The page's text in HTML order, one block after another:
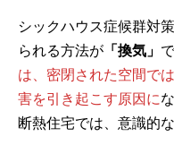
シックハウス症候群対
られる方法が 「換気」
は、密閉された空間で
害を引き起こす原因に
断熱住宅では、意識的